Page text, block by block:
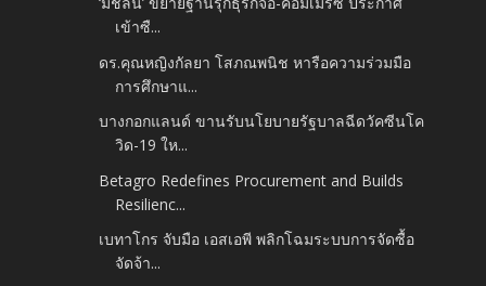
เข้าซื...
ดร.คุณหญิงกัลยา โสภณพนิช หารือความร่วมมือ
การศึกษาแ...
บางกอกแลนด์ ขานรับนโยบายรัฐบาลฉีดวัคซีนโค
วิด-19 ให...
Betagro Redefines Procurement and Builds
Resilienc...
เบทาโกร จับมือ เอสเอพี พลิกโฉมระบบการจัดซื้อ
จัดจ้า...